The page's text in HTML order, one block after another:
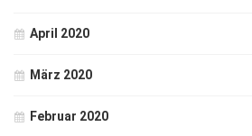
April 2020
März 2020
Februar 2020